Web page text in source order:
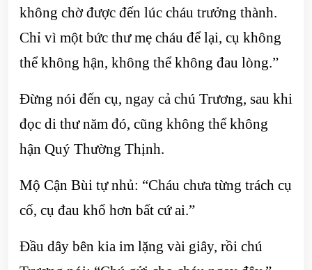
không chờ được đến lúc cháu trưởng thành.
Chỉ vì một bức thư mẹ cháu để lại, cụ không
thể không hận, không thể không đau lòng.”
Đừng nói đến cụ, ngay cả chú Trương, sau khi
đọc di thư năm đó, cũng không thể không
hận Quý Thường Thịnh.
Mộ Cận Bùi tự nhủ: “Cháu chưa từng trách cụ
cố, cụ đau khổ hơn bất cứ ai.”
Đầu dây bên kia im lặng vài giây, rồi chú